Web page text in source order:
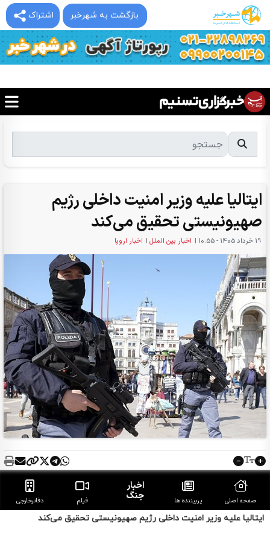
اشتراک بازگشت به شهرخبر
ایتالیا علیه وزیر امنیت داخلی رژیم صهیونیستی تحقیق می‌کند